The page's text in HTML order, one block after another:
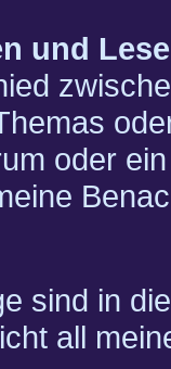
und
oder
sind in
all